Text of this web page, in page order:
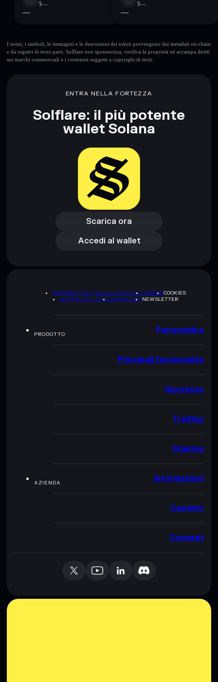
$—
—
$—
—
I nomi, i simboli, le immagini e le descrizioni dei token provengono dai metadati on-chain
e da registri di terze parti. Solflare non sponsorizza, verifica la proprietà né accampa diritti
sui marchi commerciali e i contenuti soggetti a copyright di terzi.
ENTRA NELLA FORTEZZA
Solflare: il più potente
wallet Solana
Scarica ora
Scarica ora
Accedi al wallet
Accedi al wallet
INFORMATIVA SULLA PRIVACYTERMSCOOKIES
MAPPA DEL SITOBRAND KITNEWSLETTER
PRODOTTO Panoramica
Principali funzionalità
Sicurezza
Trading
Staking
AZIENDA Informazioni
Carriere
Contatti